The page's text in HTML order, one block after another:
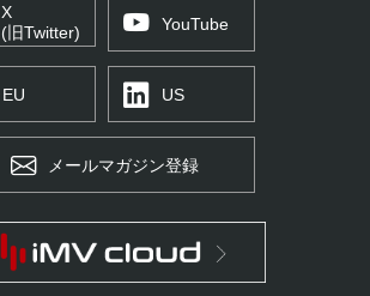
X
(旧Twitter)
YouTube
EU US
メールマガジン登録